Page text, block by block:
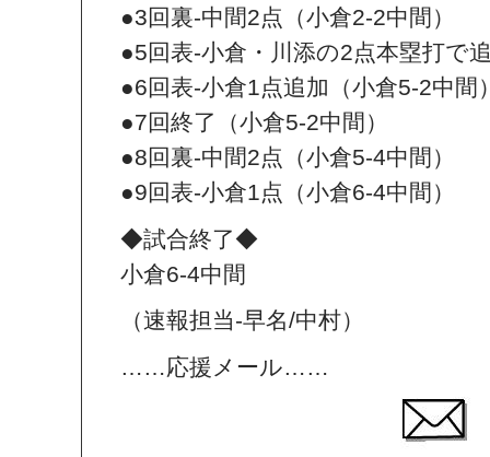
●3回裏‐中間2点（小倉2‐2中間）
●5回表‐小倉・川添の2点本塁打で
●6回表‐小倉1点追加（小倉5‐2中間
●7回終了（小倉5‐2中間）
●8回裏‐中間2点（小倉5‐4中間）
●9回表‐小倉1点（小倉6‐4中間）
◆試合終了◆
小倉6‐4中間
（速報担当‐早名/中村）
……応援メール……